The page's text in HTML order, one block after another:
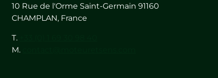
10 Rue de l'Orme Saint-Germain 91160
CHAMPLAN, France
T.
M.